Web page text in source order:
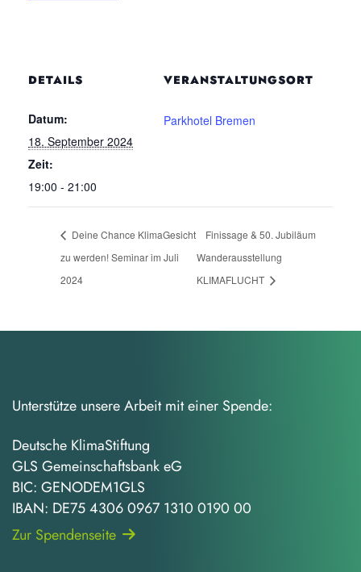
DETAILS
Datum:
18. September 2024
Zeit:
19:00 - 21:00
VERANSTALTUNGSORT
Parkhotel Bremen
Deine Chance KlimaGesicht
zu werden! Seminar im Juli
2024
Finissage & 50. Jubiläum
Wanderausstellung
KLIMAFLUCHT
Unterstütze unsere Arbeit mit einer Spende:
Deutsche KlimaStiftung
GLS Gemeinschaftsbank eG
BIC: GENODEM1GLS
IBAN: DE75 4306 0967 1310 0190 00
Zur Spendenseite